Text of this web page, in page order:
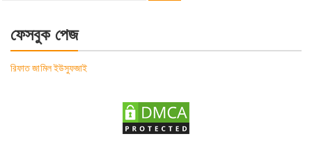
ফেসবুক পেজ
রিফাত জামিল ইউসুফজাই